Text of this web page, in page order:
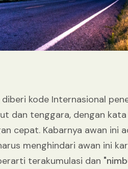
kode Internasional
dan tenggara, dengan
cepat. Kabarnya awan ini
menghindari awan ini
terakumulasi dan